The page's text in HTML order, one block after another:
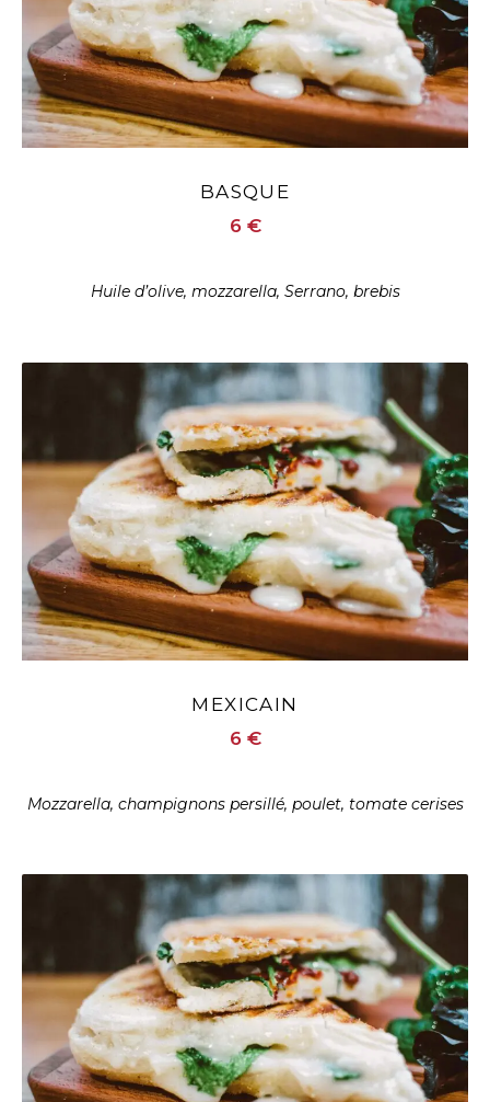
BASQUE
6 €
Huile d’olive, mozzarella, Serrano, brebis
MEXICAIN
6 €
Mozzarella, champignons persillé, poulet, tomate cerises